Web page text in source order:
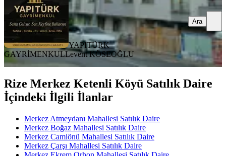
YAPITÜRK
GAYRİMENKULLevent KÖSEOĞLU
Ara
Rize Merkez Ketenli Köyü Satılık Daire
İçindeki İlgili İlanlar
Merkez Atmeydanı Mahallesi Satılık Daire
Merkez Boğaz Mahallesi Satılık Daire
Merkez Camiönü Mahallesi Satılık Daire
Merkez Çarşı Mahallesi Satılık Daire